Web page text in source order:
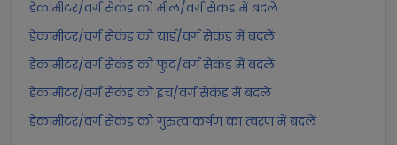
डेकामीटर/वर्ग सेकंड को मील/वर्ग सेकंड में बदलें
डेकामीटर/वर्ग सेकंड को यार्ड/वर्ग सेकंड में बदलें
डेकामीटर/वर्ग सेकंड को फुट/वर्ग सेकंड में बदलें
डेकामीटर/वर्ग सेकंड को इंच/वर्ग सेकंड में बदलें
डेकामीटर/वर्ग सेकंड को गुरुत्वाकर्षण का त्वरण में बदलें